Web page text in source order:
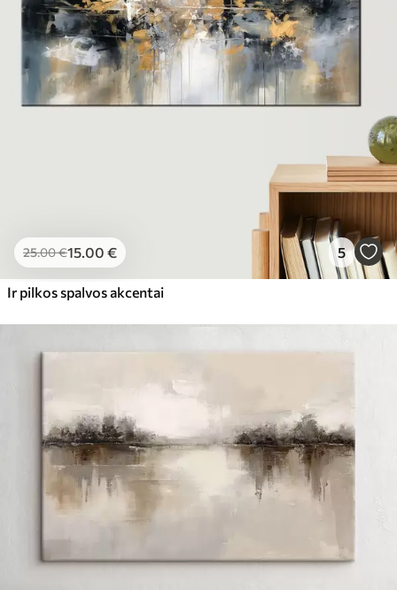
25.00€15.00 € 5
Ir pilkos spalvos akcentai